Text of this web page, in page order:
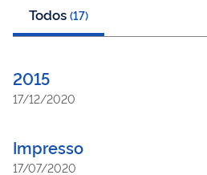
Todos (17)
2015
17/12/2020
Impresso
17/07/2020